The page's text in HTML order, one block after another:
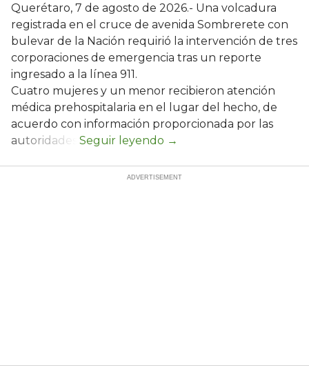
Querétaro, 7 de agosto de 2026.- Una volcadura
registrada en el cruce de avenida Sombrerete con
bulevar de la Nación requirió la intervención de tres
corporaciones de emergencia tras un reporte
ingresado a la línea 911.
Cuatro mujeres y un menor recibieron atención
médica prehospitalaria en el lugar del hecho, de
acuerdo con información proporcionada por las
autoridades.